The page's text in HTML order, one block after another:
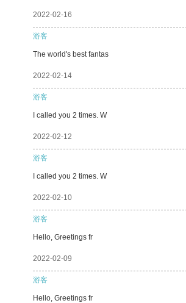
2022-02-16
游客
The world's best fantas
2022-02-14
游客
I called you 2 times. W
2022-02-12
游客
I called you 2 times. W
2022-02-10
游客
Hello, Greetings fr
2022-02-09
游客
Hello, Greetings fr